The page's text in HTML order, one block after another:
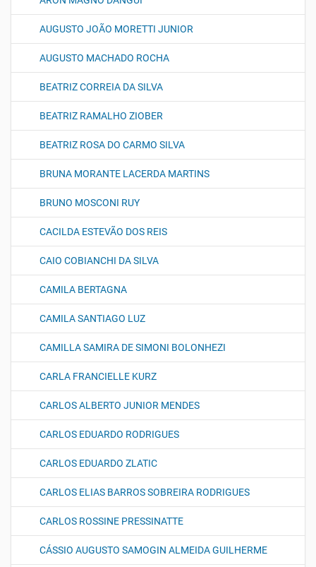
AUGUSTO JOÃO MORETTI JUNIOR
AUGUSTO MACHADO ROCHA
BEATRIZ CORREIA DA SILVA
BEATRIZ RAMALHO ZIOBER
BEATRIZ ROSA DO CARMO SILVA
BRUNA MORANTE LACERDA MARTINS
BRUNO MOSCONI RUY
CACILDA ESTEVÃO DOS REIS
CAIO COBIANCHI DA SILVA
CAMILA BERTAGNA
CAMILA SANTIAGO LUZ
CAMILLA SAMIRA DE SIMONI BOLONHEZI
CARLA FRANCIELLE KURZ
CARLOS ALBERTO JUNIOR MENDES
CARLOS EDUARDO RODRIGUES
CARLOS EDUARDO ZLATIC
CARLOS ELIAS BARROS SOBREIRA RODRIGUES
CARLOS ROSSINE PRESSINATTE
CÁSSIO AUGUSTO SAMOGIN ALMEIDA GUILHERME